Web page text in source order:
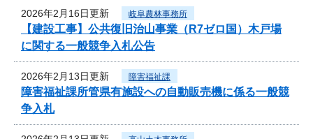
2026年2月16日更新 岐阜農林事務所
【建設工事】公共復旧治山事業（R7ゼロ国）木戸場
に関する一般競争入札公告
2026年2月13日更新 障害福祉課
障害福祉課所管県有施設への自動販売機に係る一般競
争入札